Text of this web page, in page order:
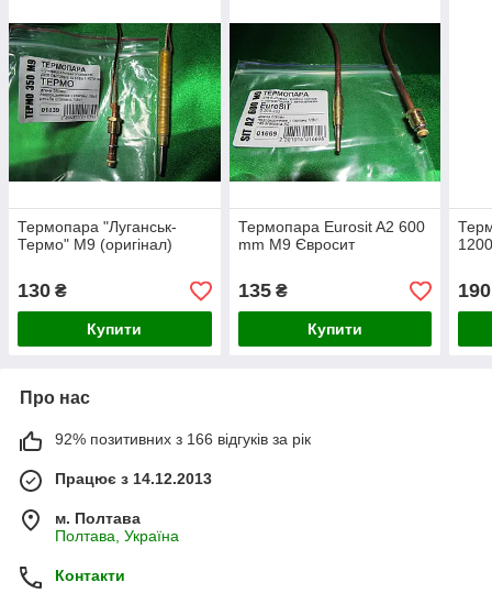
Термопара "Луганськ-
Термо" М9 (оригінал)
130 ₴
Купити
Термопара Eurosit A2 600
mm M9 Євросит
135₴
Купити
190
Про нас
92% позитивних з 166 відгуків за рік
Працює з 14.12.2013
м. Полтава
Полтава, Україна
Контакти